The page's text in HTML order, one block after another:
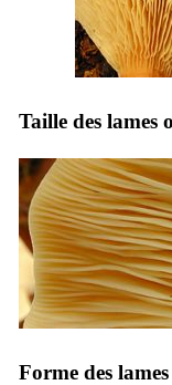
Taille des lames
Forme des